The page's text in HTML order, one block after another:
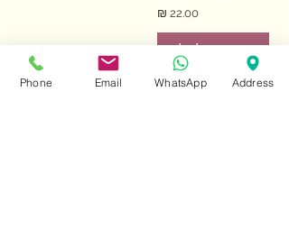
מחיר
הוספה לסל
Phone Email WhatsApp Address